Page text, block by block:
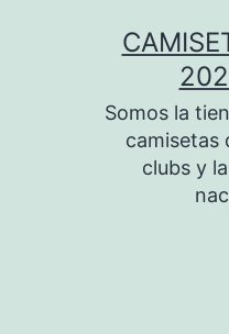
Somos la
camisetas
clubs y